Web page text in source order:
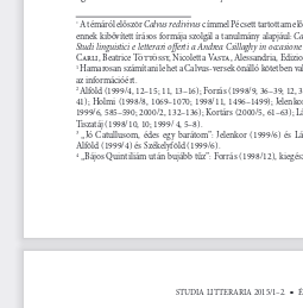
* A témáról először Calvus redivivus címmel Pécsett tartottam
ennek kibővített írásos formája szolgál a tanulmány alapjául:
Studi linguistici e letterari offerti a Andrea Csillaghy in occasione
Carli, Beatrice Töttössy, Nicoletta Va s t a , Alessandria,
1 Hamarosan számítani lehet a Calvus-versek önálló kötetben
az információért.
2 Alföld (1999/4, 12–15; 11, 13–16); Forrás(1998/9, 36–39; 12,
41);  Holmi (1998/8,  1069–1070;  1998/11,  1496–1499);
1999/6, 585–590; 2000/2, 132–136); Kortárs (2000/5, 61–63);
Tiszatáj (1998/10, 10; 1999/ 4, 5–8).
3
  „Jó  Catullusom,  édes  egy  barátom”:  Jelenkor
(1999/6)  és
Alföld (1999/4) és Székelyföld (1999/6).
4 „Bájos Quintiliám után bujább tűz”: Forrás(1998/12),
STUDIA LITTERARIA 2015/1–2. n